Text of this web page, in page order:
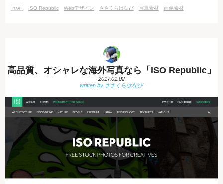
示されます。そこから似た写真などより目的にあったものを探していけま
ISO Republic Webデザイン ささくらはなび 写真素材 画像素材
高品質、オシャレな海外写真なら「ISO Republic」
2017.01.02